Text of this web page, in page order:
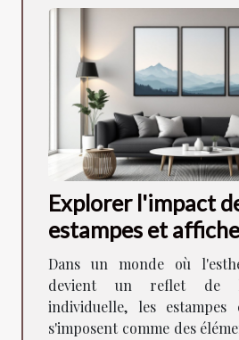
Explorer l'impact
estampes et
la décoration
Dans un monde où
devient un reflet de
individuelle, les
s'imposent comme des